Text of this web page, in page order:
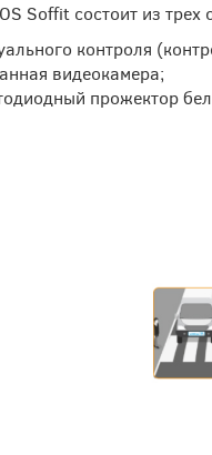
Soffit состоит из
контроля
видеокамера;
прожектор